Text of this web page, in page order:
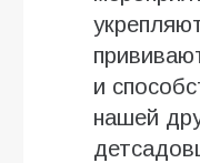
и
нашей